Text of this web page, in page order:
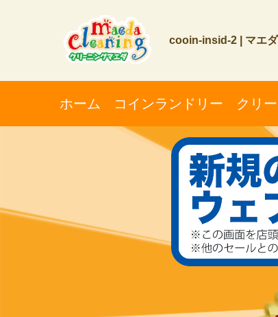
cooin-insid-2 | マエ
ホーム コインランドリー クリ